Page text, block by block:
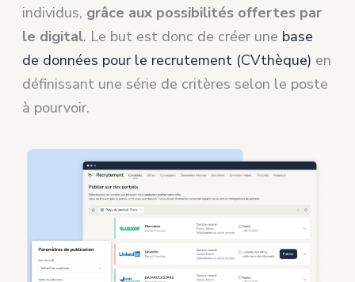
individus, grâce aux possibilités offertes par
le digital. Le but est donc de créer une base
de données pour le recrutement (CVthèque) en
définissant une série de critères selon le poste
à pourvoir.